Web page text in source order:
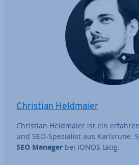
Christian Heldmaier
Christian Heldmaier ist ein
und SEO-Spe­zia­list aus Karlsruhe.
SEO Manager bei IONOS tätig.